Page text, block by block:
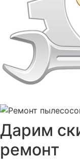
Дарим
ремонт